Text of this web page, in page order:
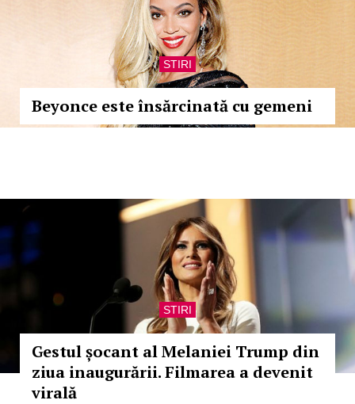
STIRI
Beyonce este însărcinată cu gemeni
STIRI
Gestul șocant al Melaniei Trump din
ziua inaugurării. Filmarea a devenit
virală